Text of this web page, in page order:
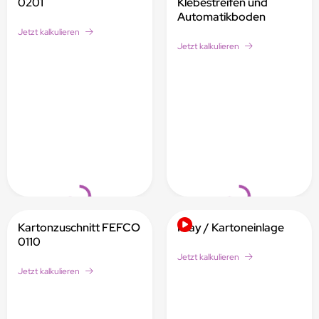
Loading...
Jetzt kalkulieren
Loading...
Automatikboden
Jetzt kalkulieren
Kartonzuschnitt FEFCO
0110
Jetzt kalkulieren
Inlay / Kartoneinlage
Jetzt kalkulieren